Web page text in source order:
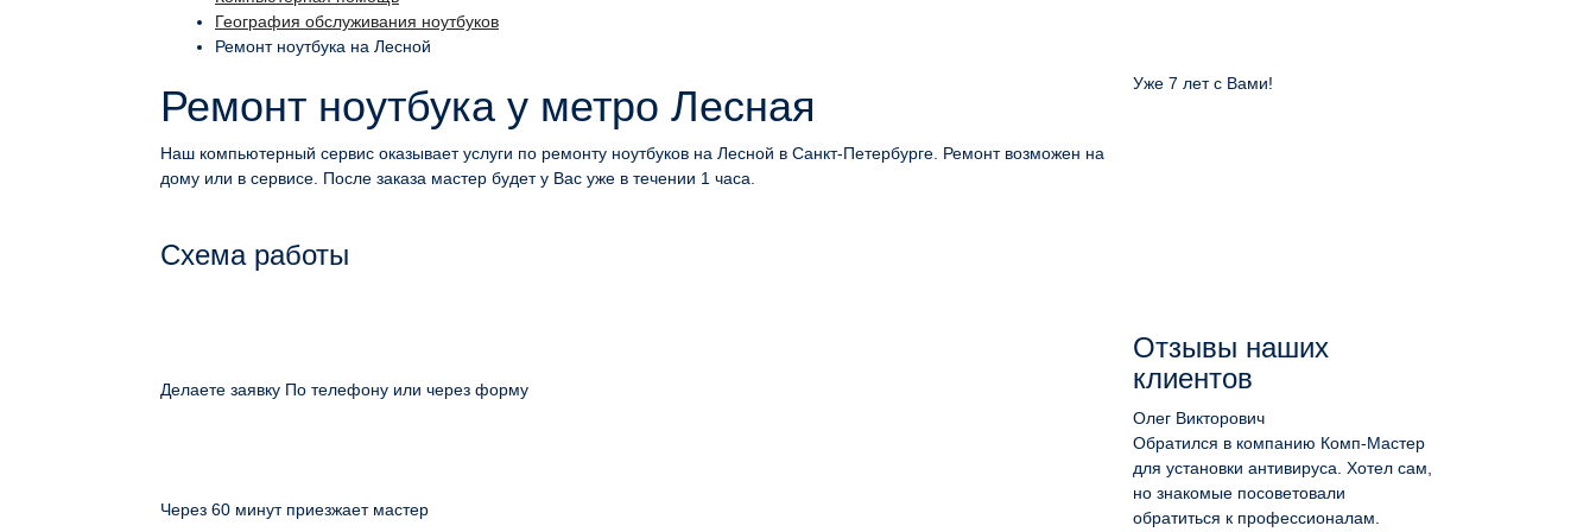
География обслуживания ноутбуков
Ремонт ноутбука на Лесной
Ремонт ноутбука у метро Лесная
Наш компьютерный сервис оказывает услуги по ремонту ноутбуков на Лесной в Санкт-Петербурге. Ремонт возможен на
дому или в сервисе. После заказа мастер будет у Вас уже в течении 1 часа.
Схема работы
Делаете заявку По телефону или через форму
Через 60 минут приезжает мастер
Уже 7 лет с Вами!
Отзывы наших
клиентов
Олег Викторович
Обратился в компанию Комп-Мастер
для установки антивируса. Хотел сам,
но знакомые посоветовали
обратиться к профессионалам.